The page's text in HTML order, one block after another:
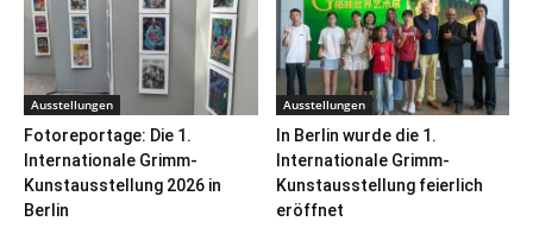
Ausstellungen
Fotoreportage: Die 1.
Internationale Grimm-
Kunstausstellung 2026 in
Berlin
Ausstellungen
In Berlin wurde die 1.
Internationale Grimm-
Kunstausstellung feierlich
eröffnet